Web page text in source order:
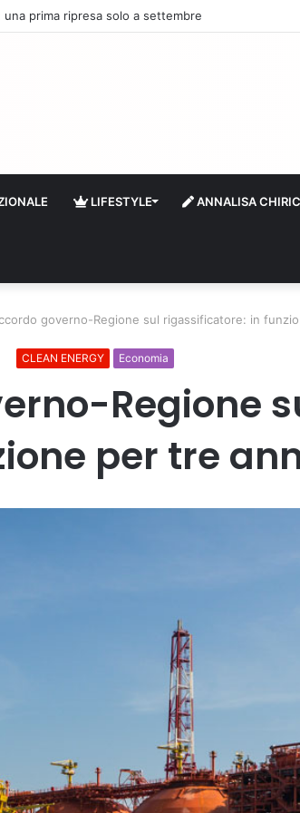
per quasi 115 milioni di euro
LIFESTYLE ANNALISA
governo-Regione sul rigassificatore: in
CLEAN ENERGY Economia
Regione
per tre